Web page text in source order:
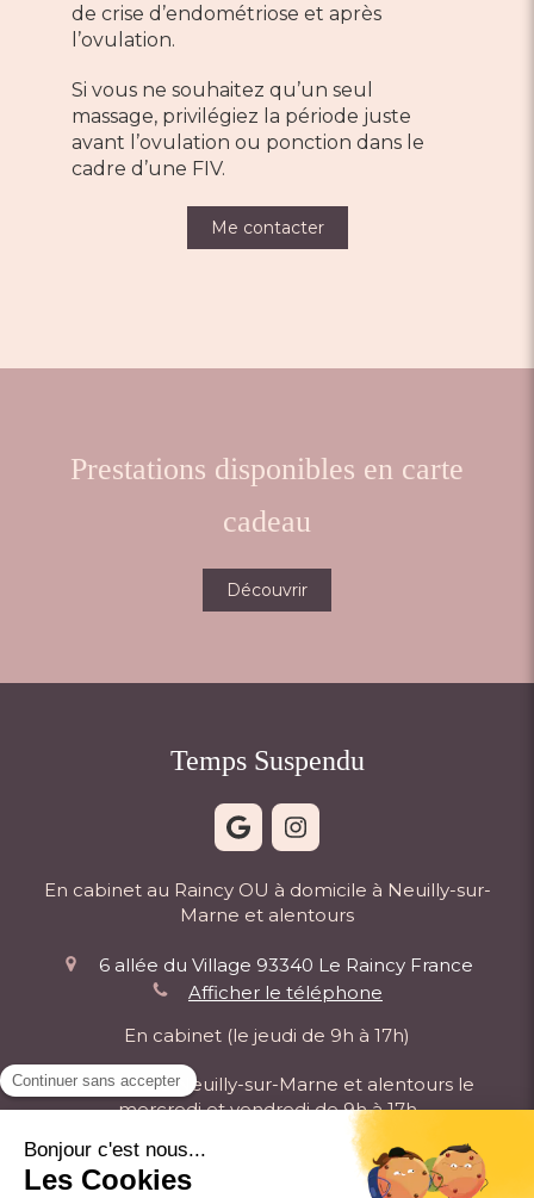
de crise d’endométriose et après
l’ovulation.
Si vous ne souhaitez qu’un seul
massage, privilégiez la période juste
avant l’ovulation ou ponction dans le
cadre d’une FIV.
Me contacter
Prestations disponibles en carte
cadeau
Découvrir
Temps Suspendu
En cabinet au Raincy OU à domicile à Neuilly-sur-
Marne et alentours
6 allée du Village 93340 Le Raincy France
Afficher le téléphone
En cabinet (le jeudi de 9h à 17h)
À domicile à Neuilly-sur-Marne et alentours le
mercredi et vendredi de 9h à 17h